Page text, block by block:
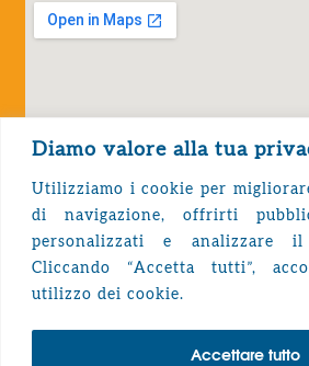
Diamo valore alla tua
Utilizziamo i cookie per
di navigazione, offrirti
personalizzati e analizzare
Cliccando “Accetta tutti”,
utilizzo dei cookie.
Accettare tutto
Privacy Policy